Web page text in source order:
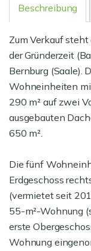
Beschreibung
Zum Verkauf
der Gründerzeit
Bernburg (Saale).
Wohneinheiten
290 m² auf zwei
ausgebauten
650 m².
Die fünf
Erdgeschoss
(vermietet seit
55-m²-Wohnung
erste
Wohnung